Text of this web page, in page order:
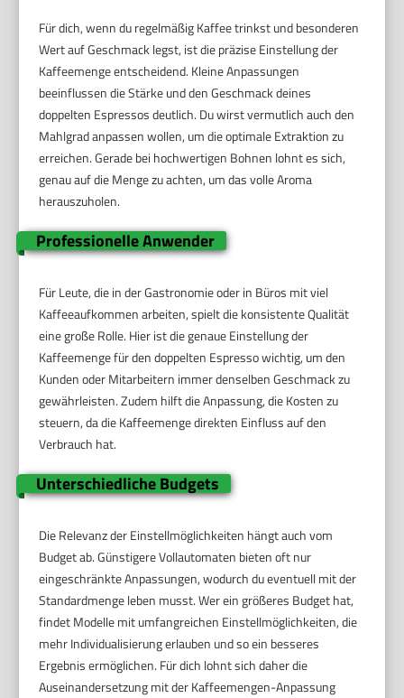
Für dich, wenn du regelmäßig Kaffee trinkst und besonderen
Wert auf Geschmack legst, ist die präzise Einstellung der
Kaffeemenge entscheidend. Kleine Anpassungen
beeinflussen die Stärke und den Geschmack deines
doppelten Espressos deutlich. Du wirst vermutlich auch den
Mahlgrad anpassen wollen, um die optimale Extraktion zu
erreichen. Gerade bei hochwertigen Bohnen lohnt es sich,
genau auf die Menge zu achten, um das volle Aroma
herauszuholen.
Professionelle Anwender
Für Leute, die in der Gastronomie oder in Büros mit viel
Kaffeeaufkommen arbeiten, spielt die konsistente Qualität
eine große Rolle. Hier ist die genaue Einstellung der
Kaffeemenge für den doppelten Espresso wichtig, um den
Kunden oder Mitarbeitern immer denselben Geschmack zu
gewährleisten. Zudem hilft die Anpassung, die Kosten zu
steuern, da die Kaffeemenge direkten Einfluss auf den
Verbrauch hat.
Unterschiedliche Budgets
Die Relevanz der Einstellmöglichkeiten hängt auch vom
Budget ab. Günstigere Vollautomaten bieten oft nur
eingeschränkte Anpassungen, wodurch du eventuell mit der
Standardmenge leben musst. Wer ein größeres Budget hat,
findet Modelle mit umfangreichen Einstellmöglichkeiten, die
mehr Individualisierung erlauben und so ein besseres
Ergebnis ermöglichen. Für dich lohnt sich daher die
Auseinandersetzung mit der Kaffeemengen-Anpassung